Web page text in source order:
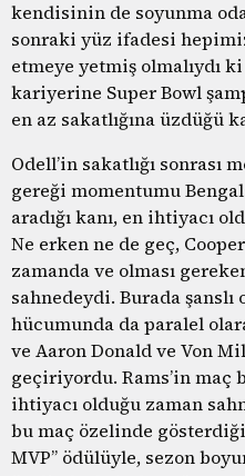
kendisinin de soyunma
sonraki yüz ifadesi
etmeye yetmiş olmalıydı
kariyerine Super Bowl
en az sakatlığına üzdüğü
Odell’in sakatlığı
gereği momentumu
aradığı kanı, en ihtiyacı
Ne erken ne de geç,
zamanda ve olması
sahnedeydi. Burada şanslı
hücumunda da paralel
ve Aaron Donald ve Von
geçiriyordu. Rams’in maç
ihtiyacı olduğu zaman
bu maç özelinde
MVP’’ ödülüyle, sezon